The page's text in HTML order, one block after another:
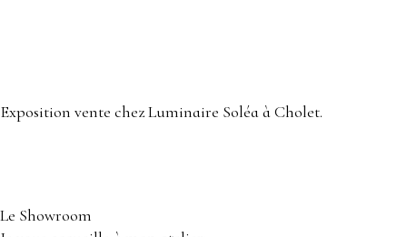
Exposition vente chez Luminaire Soléa à Cholet.
Le Showroom